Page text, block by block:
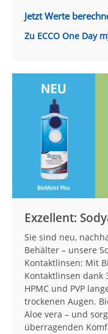
Jetzt Werte
Zu ECCO One Day
Exzellent:
Sie sind neu,
Behälter – unsere
Kontaktlinsen: Mit
Kontaktlinsen dank
HPMC und PVP
trockenen Augen.
Aloe vera – und
überragenden